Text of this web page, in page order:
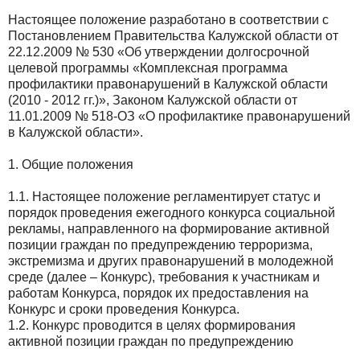
Настоящее положение разработано в соответствии с
Постановлением Правительства Калужской области от
22.12.2009 № 530 «Об утверждении долгосрочной
целевой программы «Комплексная программа
профилактики правонарушений в Калужской области
(2010 - 2012 гг.)», Законом Калужской области от
11.01.2009 № 518-ОЗ «О профилактике правонарушений
в Калужской области».
1. Общие положения
1.1. Настоящее положение регламентирует статус и
порядок проведения ежегодного конкурса социальной
рекламы, направленного на формирование активной
позиции граждан по предупреждению терроризма,
экстремизма и других правонарушений в молодежной
среде (далее – Конкурс), требования к участникам и
работам Конкурса, порядок их предоставления на
Конкурс и сроки проведения Конкурса.
1.2. Конкурс проводится в целях формирования
активной позиции граждан по предупреждению